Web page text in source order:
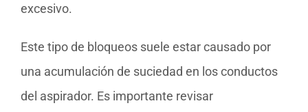
excesivo.
Este tipo de bloqueos suele estar causado por
una acumulación de suciedad en los conductos
del aspirador. Es importante revisar